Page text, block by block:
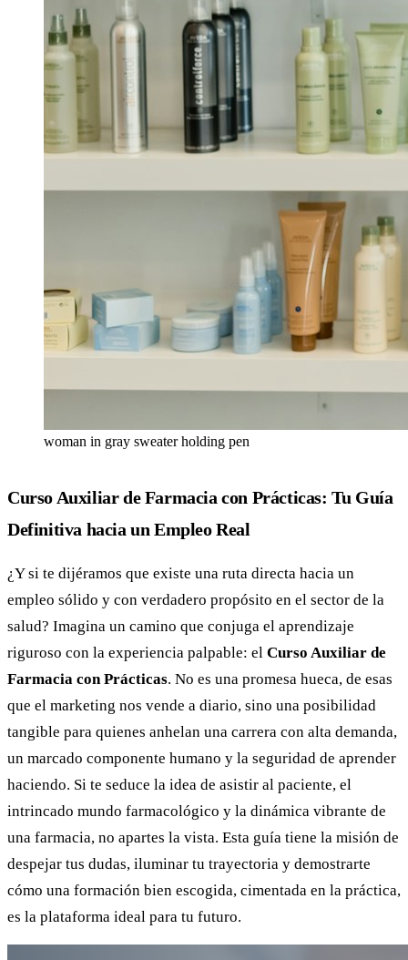
woman in gray sweater holding pen
Curso Auxiliar de Farmacia con Prácticas: Tu Guía
Definitiva hacia un Empleo Real
¿Y si te dijéramos que existe una ruta directa hacia un
empleo sólido y con verdadero propósito en el sector de la
salud? Imagina un camino que conjuga el aprendizaje
riguroso con la experiencia palpable: el Curso Auxiliar de
Farmacia con Prácticas. No es una promesa hueca, de esas
que el marketing nos vende a diario, sino una posibilidad
tangible para quienes anhelan una carrera con alta demanda,
un marcado componente humano y la seguridad de aprender
haciendo. Si te seduce la idea de asistir al paciente, el
intrincado mundo farmacológico y la dinámica vibrante de
una farmacia, no apartes la vista. Esta guía tiene la misión de
despejar tus dudas, iluminar tu trayectoria y demostrarte
cómo una formación bien escogida, cimentada en la práctica,
es la plataforma ideal para tu futuro.